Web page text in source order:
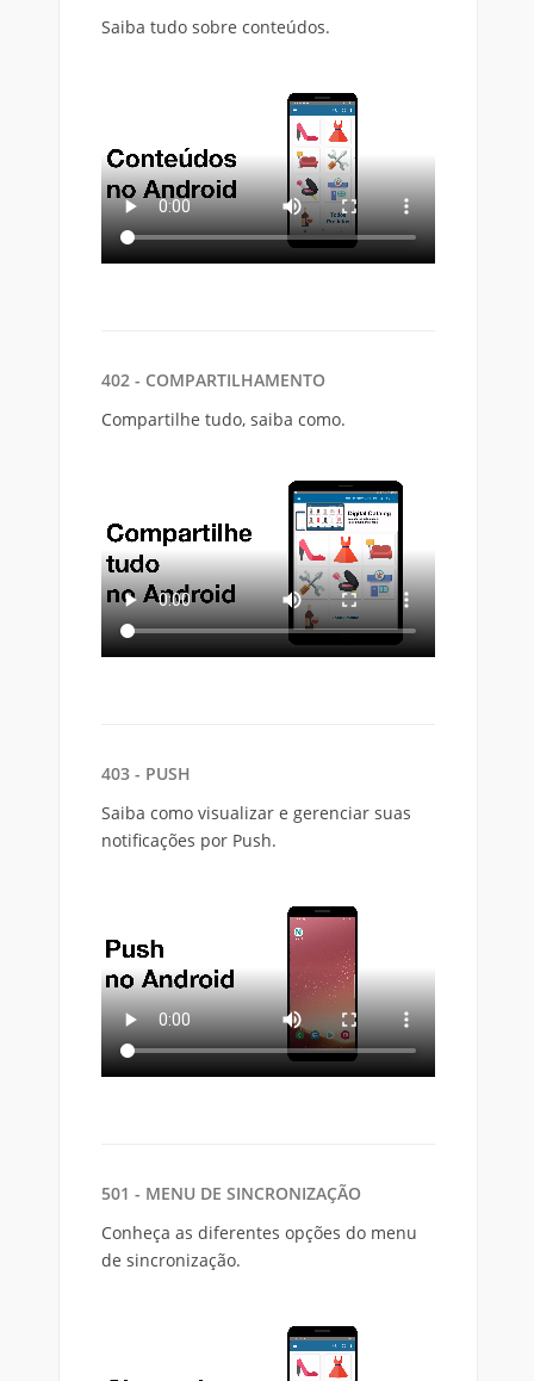
Saiba tudo sobre conteúdos.
402 - COMPARTILHAMENTO
Compartilhe tudo, saiba como.
403 - PUSH
Saiba como visualizar e gerenciar suas
notificações por Push.
501 - MENU DE SINCRONIZAÇÃO
Conheça as diferentes opções do menu
de sincronização.